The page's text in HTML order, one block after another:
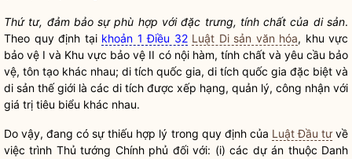
Thứ tư, đảm bảo sự phù hợp với đặc trưng, tính chất của di sản.
Theo quy định tại khoản 1 Điều 32 Luật Di sản văn hóa, khu vực
bảo vệ I và Khu vực bảo vệ II có nội hàm, tính chất và yêu cầu bảo
vệ, tôn tạo khác nhau; di tích quốc gia, di tích quốc gia đặc biệt và
di sản thế giới là các di tích được xếp hạng, quản lý, công nhận với
giá trị tiêu biểu khác nhau.
Do vậy, đang có sự thiếu hợp lý trong quy định của Luật Đầu tưvề
việc trình Thủ tướng Chính phủ đối với: (i) các dự án thuộc Danh